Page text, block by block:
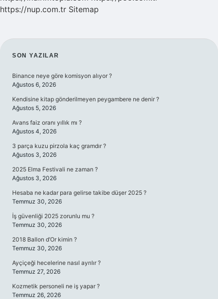
https://nup.com.tr Sitemap
SIDEBAR
SON YAZILAR
Binance neye göre komisyon alıyor ?
Ağustos 6, 2026
Kendisine kitap gönderilmeyen peygambere ne denir ?
Ağustos 5, 2026
Avans faiz oranı yıllık mı ?
Ağustos 4, 2026
3 parça kuzu pirzola kaç gramdır ?
Ağustos 3, 2026
2025 Elma Festivali ne zaman ?
Ağustos 3, 2026
Hesaba ne kadar para gelirse takibe düşer 2025 ?
Temmuz 30, 2026
İş güvenliği 2025 zorunlu mu ?
Temmuz 30, 2026
2018 Ballon d’Or kimin ?
Temmuz 30, 2026
Ayçiçeği hecelerine nasıl ayrılır ?
Temmuz 27, 2026
Kozmetik personeli ne iş yapar ?
Temmuz 26, 2026